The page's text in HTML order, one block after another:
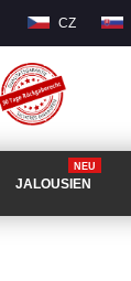
CZ
JALOUSIEN
NEU